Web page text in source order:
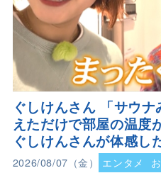
ぐしけんさん 「サウ
えただけで部屋の温度
ぐしけんさんが体感し
2026/08/07（金） エンタメ